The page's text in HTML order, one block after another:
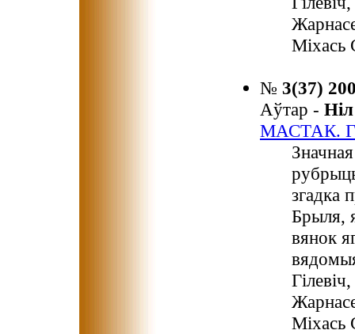
Міхась
№ 3(37)
Аўтар -
МАСТАК.
згадка
Брыля,
вянок
Міхась